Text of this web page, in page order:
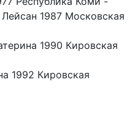
1987 Московская
1990 Кировская
1992 Кировская